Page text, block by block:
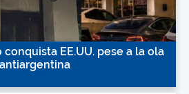
EE.UU. pese a la ola
antiargentina